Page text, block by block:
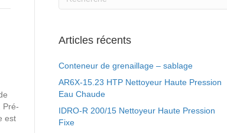
Pré-
est
Articles récents
Conteneur de grenaillage – sablage
AR6X-15.23 HTP Nettoyeur Haute Pression
Eau Chaude
IDRO-R 200/15 Nettoyeur Haute Pression
Fixe